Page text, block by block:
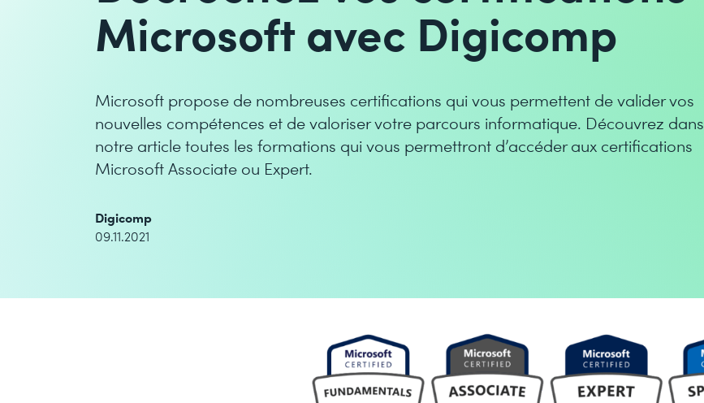
Microsoft avec Digicomp
Microsoft propose de nombreuses certifications qui vous permettent de valider vos
nouvelles compétences et de valoriser votre parcours informatique. Découvrez dans
notre article toutes les formations qui vous permettront d’accéder aux certifications
Microsoft Associate ou Expert.
Digicomp
09.11.2021